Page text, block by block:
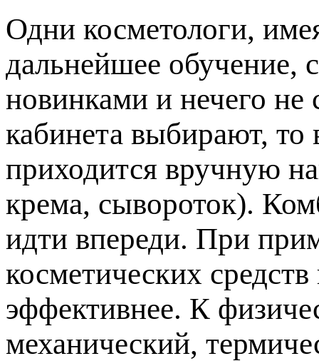
Одни косметологи,
дальнейшее обучение,
новинками и нечего
кабинета выбирают, то
приходится вручную
крема, сывороток).
идти впереди. При
косметических
эффективнее. К
механический,